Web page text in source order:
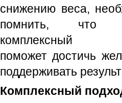
снижению веса,
помнить, что
комплексный
поможет достичь
поддерживать
Комплексный